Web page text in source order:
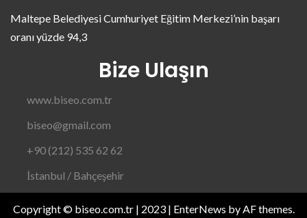
Maltepe Belediyesi Cumhuriyet Eğitim Merkezi’nin başarı
oranı yüzde 94,3
Bize Ulaşın
www.biseo.com.tr
biseo@gmail.com
+90 (212) 535 62 62
İstanbul / Bahçeşehir
Copyright © biseo.com.tr | 2023 | EnterNews by AF themes.